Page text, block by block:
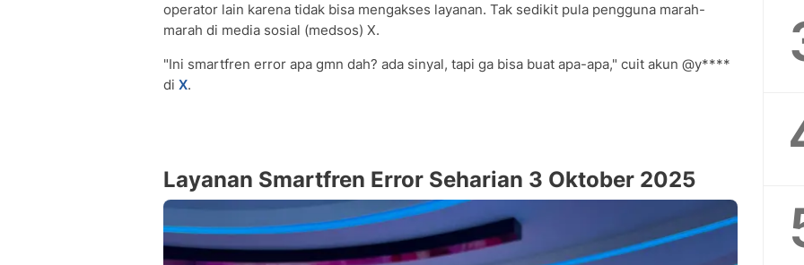
operator lain karena tidak bisa mengakses layanan. Tak sedikit pula pengguna marah-
marah di media sosial (medsos) X.
"Ini smartfren error apa gmn dah? ada sinyal, tapi ga bisa buat apa-apa," cuit akun @y****
di X.
Layanan Smartfren Error Seharian 3 Oktober 2025